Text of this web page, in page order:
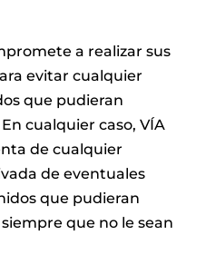
a realizar sus
evitar cualquier
que pudieran
cualquier caso, VÍA
de cualquier
de eventuales
que pudieran
que no le sean